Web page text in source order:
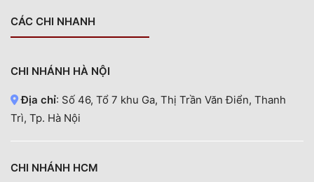
CÁC CHI NHANH
CHI NHÁNH HÀ NỘI
Địa chỉ: Số 46, Tổ 7 khu Ga, Thị Trần Văn Điển, Thanh
Trì, Tp. Hà Nội
CHI NHÁNH HCM